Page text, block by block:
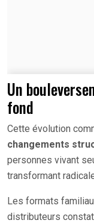
Un
fond
Cette évolution
changements
personnes vivant
transformant
Les formats
distributeurs